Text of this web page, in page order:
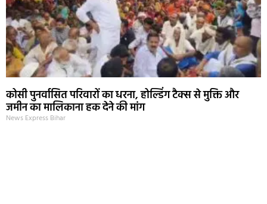
कोसी पुनर्वासित परिवारों का धरना, होल्डिंग टैक्स से मुक्ति और
जमीन का मालिकाना हक देने की मांग
News Express Bihar